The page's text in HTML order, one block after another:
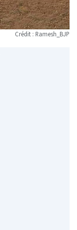
Crédit : Ramesh_BJP